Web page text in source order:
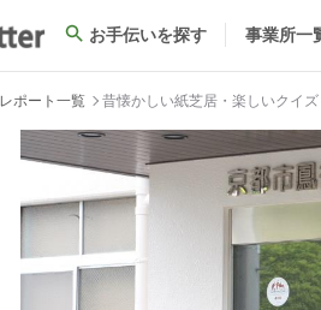
お手伝いを探す 事業所一
ポート一覧 昔懐かしい紙芝居・楽しいクイズ